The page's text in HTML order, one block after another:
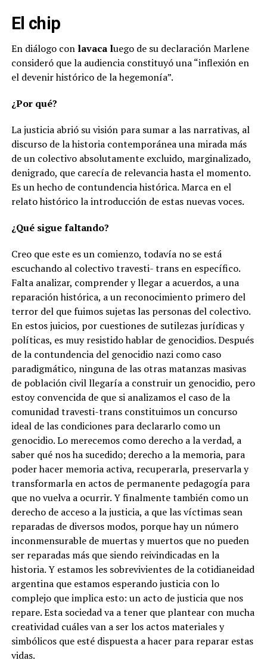
El chip
En diálogo con lavaca luego de su declaración Marlene
consideró que la audiencia constituyó una “inflexión en
el devenir histórico de la hegemonía”.
¿Por qué?
La justicia abrió su visión para sumar a las narrativas, al
discurso de la historia contemporánea una mirada más
de un colectivo absolutamente excluido, marginalizado,
denigrado, que carecía de relevancia hasta el momento.
Es un hecho de contundencia histórica. Marca en el
relato histórico la introducción de estas nuevas voces.
¿Qué sigue faltando?
Creo que este es un comienzo, todavía no se está
escuchando al colectivo travesti- trans en específico.
Falta analizar, comprender y llegar a acuerdos, a una
reparación histórica, a un reconocimiento primero del
terror del que fuimos sujetas las personas del colectivo.
En estos juicios, por cuestiones de sutilezas jurídicas y
políticas, es muy resistido hablar de genocidios. Después
de la contundencia del genocidio nazi como caso
paradigmático, ninguna de las otras matanzas masivas
de población civil llegaría a construir un genocidio, pero
estoy convencida de que si analizamos el caso de la
comunidad travesti-trans constituimos un concurso
ideal de las condiciones para declararlo como un
genocidio. Lo merecemos como derecho a la verdad, a
saber qué nos ha sucedido; derecho a la memoria, para
poder hacer memoria activa, recuperarla, preservarla y
transformarla en actos de permanente pedagogía para
que no vuelva a ocurrir. Y finalmente también como un
derecho de acceso a la justicia, a que las víctimas sean
reparadas de diversos modos, porque hay un número
inconmensurable de muertas y muertos que no pueden
ser reparadas más que siendo reivindicadas en la
historia. Y estamos les sobrevivientes de la cotidianeidad
argentina que estamos esperando justicia con lo
complejo que implica esto: un acto de justicia que nos
repare. Esta sociedad va a tener que plantear con mucha
creatividad cuáles van a ser los actos materiales y
simbólicos que esté dispuesta a hacer para reparar estas
vidas.